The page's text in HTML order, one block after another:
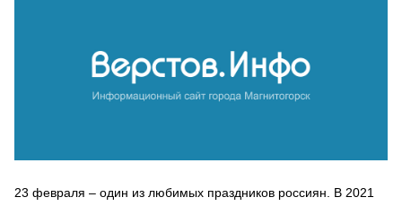
23 февраля – один из любимых праздников россиян. В 2021